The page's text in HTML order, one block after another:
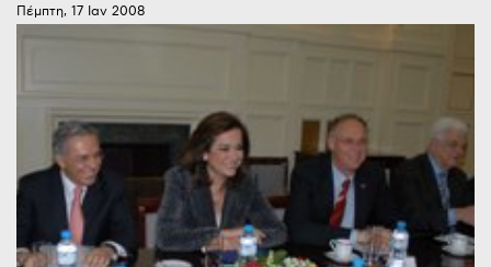
Πέμπτη, 17 Ιαν 2008